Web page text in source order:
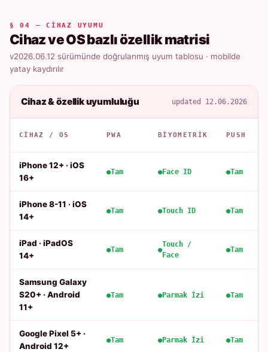
§ 04 — CIHAZ UYUMU
Cihaz ve OS bazlı özellik matrisi
v2026.06.12 sürümünde doğrulanmış uyum tablosu · mobilde
yatay kaydırılır
Cihaz & özellik uyumluluğu updated 12.06.2026
CIHAZ / OS PWA BIYOMETRIK PUSH
iPhone 12+ · iOS
16+
Tam Face ID Tam
iPhone 8-11 · iOS
14+
Tam Touch ID Tam
iPad · iPadOS
14+
Tam
Touch /
Face
Tam
Samsung Galaxy
S20+ · Android
11+
Tam Parmak İzi Tam
Google Pixel 5+ ·
Android 12+
Tam Parmak İzi Tam